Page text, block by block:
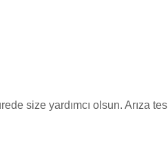
size yardımcı olsun. Arıza